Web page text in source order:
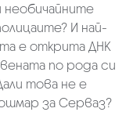
И най-
е открита ДНК
по рода си
това не е
за Серваз?